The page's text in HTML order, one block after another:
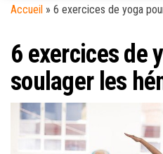
Accueil » 6 exercices de yoga
6 exercices de
soulager les